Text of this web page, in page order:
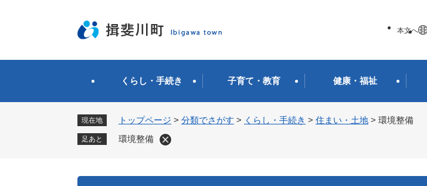
先
す
本文へ
くらし・手続き 子育て・教育 健康・福祉
現在地 トップページ > 分類でさがす > くらし・手続き > 住まい・土地 > 環境整備
足あと 環境整備